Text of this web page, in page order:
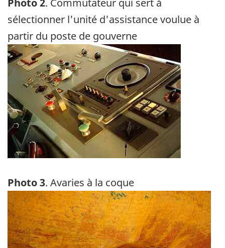
sélectionner l'unité d'assistance voulue à
partir du poste de gouverne
Image
Photo 3. Avaries à la coque
Image